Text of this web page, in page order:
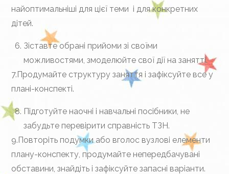
найоптимальніші для цієї теми і для конкретних
дітей.
Зіставте обрані прийоми зі своїми
можливостями, змоделюйте свої дії на занятті.
7.Продумайте структуру заняття і зафіксуйте все у
плані-конспекті.
Підготуйте наочні і навчальні посібники, не
забудьте перевірити справність ТЗН.
9.Повторіть подумки або вголос вузлові елементи
плану-конспекту, продумайте непередбачувані
обставини, знайдіть і зафіксуйте запасні варіанти.